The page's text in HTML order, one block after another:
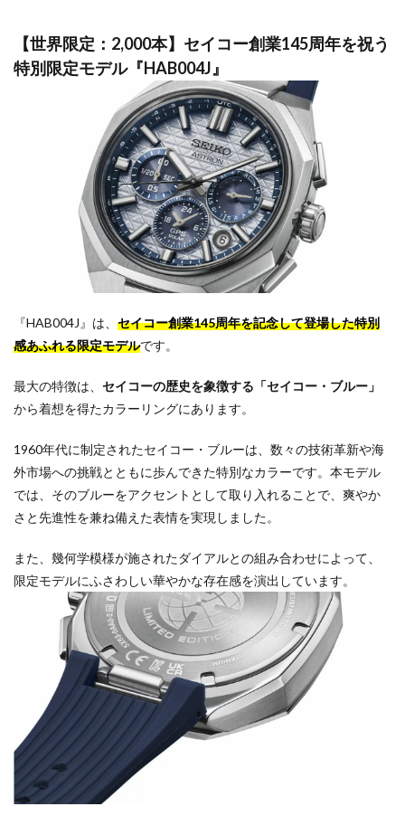
【世界限定：2,000本】セイコー創業145周年を祝う
特別限定モデル『HAB004J』
『HAB004J』は、 セイコー創業145周年を記念して登場した特別
感あふれる限定モデルです。
最大の特徴は、 セイコーの歴史を象徴する「セイコー・ブルー」
から着想を得たカラーリングにあります。
1960年代に制定されたセイコー・ブルーは、数々の技術革新や海
外市場への挑戦とともに歩んできた特別なカラーです。本モデル
では、そのブルーをアクセントとして取り入れることで、爽やか
さと先進性を兼ね備えた表情を実現しました。
また、幾何学模様が施されたダイアルとの組み合わせによって、
限定モデルにふさわしい華やかな存在感を演出しています。